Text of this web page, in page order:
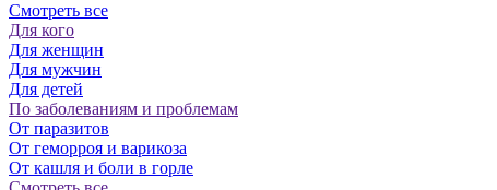
Смотреть все
Для кого
Для женщин
Для мужчин
Для детей
По заболеваниям и проблемам
От паразитов
Oт геморроя и варикоза
От кашля и боли в горле